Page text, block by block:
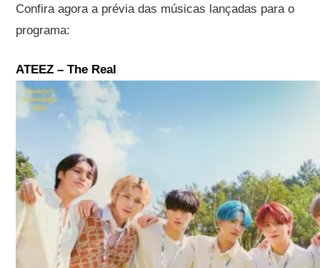
Confira agora a prévia das músicas lançadas para o
programa:
ATEEZ – The Real